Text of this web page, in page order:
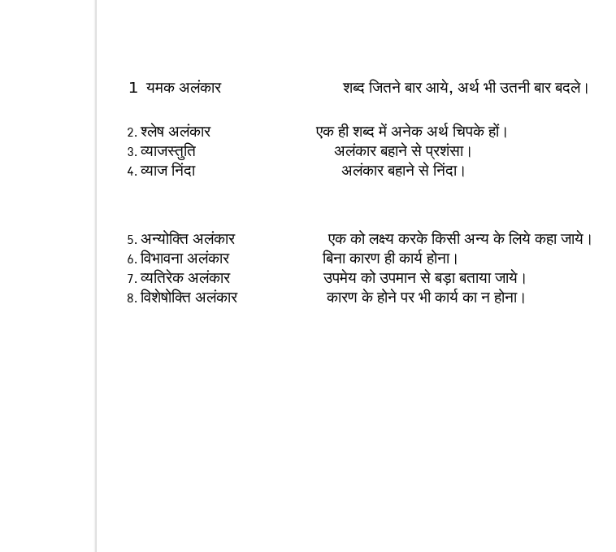
1 यमक अलंकार शब्द जितने बार आये, अर्थ भी उतनी बार बदले।
श्लेष अलंकार एक ही शब्द में अनेक अर्थ चिपके हों।
व्याजस्तुति अलंकार बहाने से प्रशंसा।
व्याज निंदा अलंकार बहाने से निंदा।
अन्योक्ति अलंकार एक को लक्ष्य करके किसी अन्य के लिये कहा जाये।
विभावना अलंकार बिना कारण ही कार्य होना।
व्यतिरेक अलंकार उपमेय को उपमान से बड़ा बताया जाये।
विशेषोक्ति अलंकार कारण के होने पर भी कार्य का न होना।